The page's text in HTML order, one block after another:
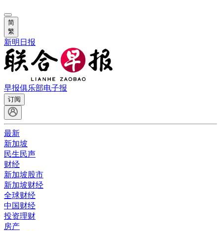
简
繁
新明日报
早报俱乐部电子报
订阅
最新
新加坡
民生民声
财经
新加坡股市
新加坡财经
全球财经
中国财经
投资理财
房产